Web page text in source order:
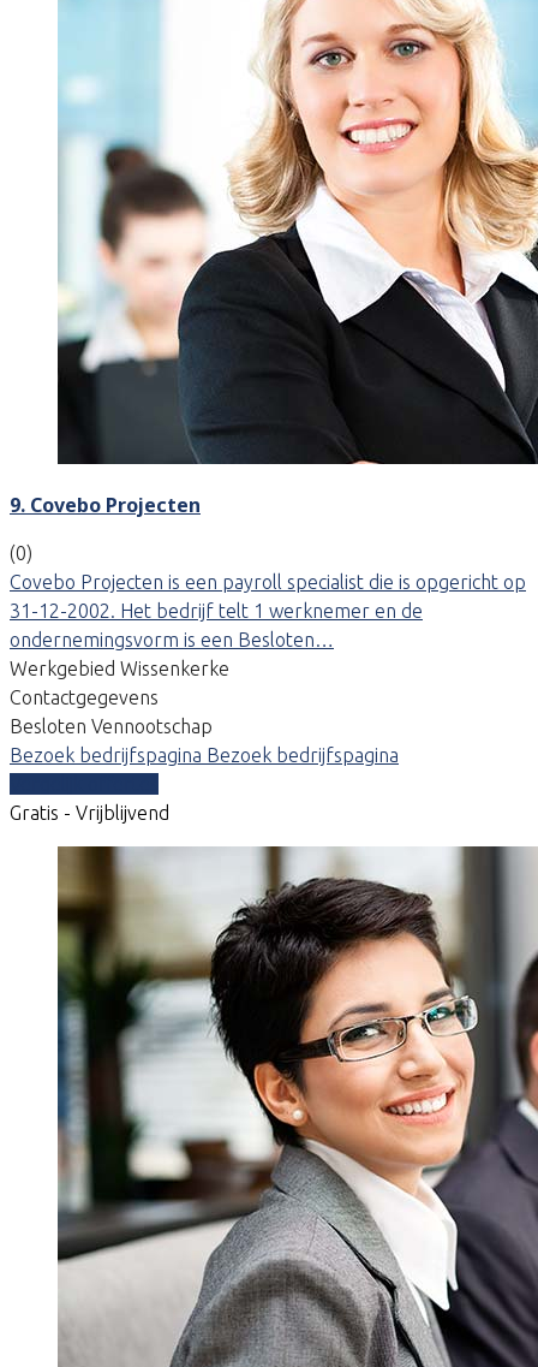
9. Covebo Projecten
(0)
Covebo Projecten is een payroll specialist die is opgericht op
31-12-2002. Het bedrijf telt 1 werknemer en de
ondernemingsvorm is een Besloten…
Werkgebied Wissenkerke
Contactgegevens
Besloten Vennootschap
Bezoek bedrijfspagina Bezoek bedrijfspagina
Gratis - Vrijblijvend